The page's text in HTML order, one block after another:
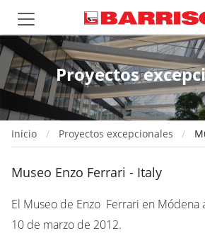
Proyectos
Inicio Proyectos excepcionales
Museo Enzo Ferrari - Italy
El Museo de Enzo Ferrari en Módena
10 de marzo de 2012.